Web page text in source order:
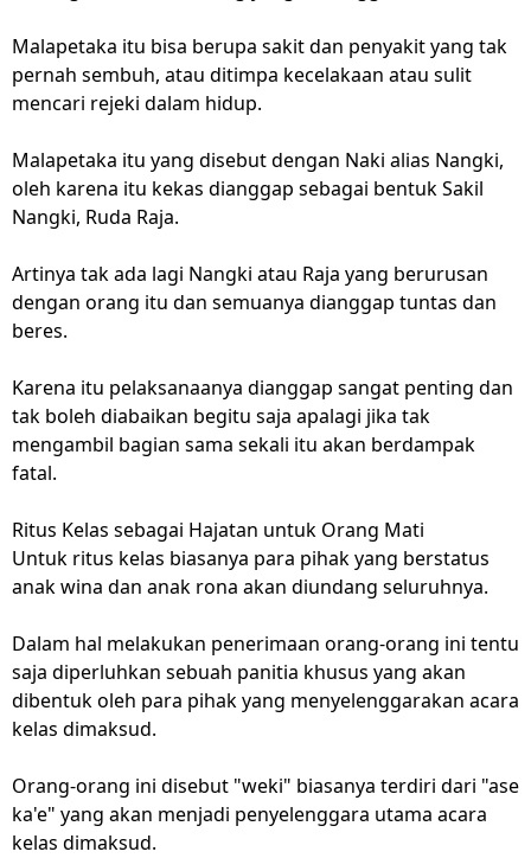
Malapetaka itu bisa berupa sakit dan penyakit yang tak
pernah sembuh, atau ditimpa kecelakaan atau sulit
mencari rejeki dalam hidup.
Malapetaka itu yang disebut dengan Naki alias Nangki,
oleh karena itu kekas dianggap sebagai bentuk Sakil
Nangki, Ruda Raja.
Artinya tak ada lagi Nangki atau Raja yang berurusan
dengan orang itu dan semuanya dianggap tuntas dan
beres.
Karena itu pelaksanaanya dianggap sangat penting dan
tak boleh diabaikan begitu saja apalagi jika tak
mengambil bagian sama sekali itu akan berdampak
fatal.
Ritus Kelas sebagai Hajatan untuk Orang Mati
Untuk ritus kelas biasanya para pihak yang berstatus
anak wina dan anak rona akan diundang seluruhnya.
Dalam hal melakukan penerimaan orang-orang ini tentu
saja diperluhkan sebuah panitia khusus yang akan
dibentuk oleh para pihak yang menyelenggarakan acara
kelas dimaksud.
Orang-orang ini disebut "weki" biasanya terdiri dari "ase
ka'e" yang akan menjadi penyelenggara utama acara
kelas dimaksud.